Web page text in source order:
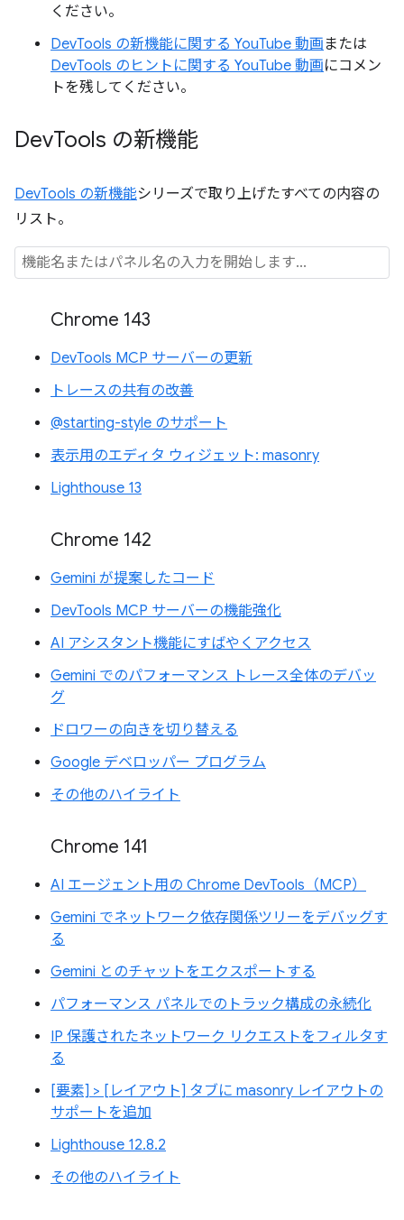
ください。
DevTools の新機能に関する YouTube 動画 または
DevTools のヒントに関する YouTube 動画にコメン
トを残してください。
DevTools の新機能
DevTools の新機能シリーズで取り上げたすべての内容の
リスト。
Chrome 143
DevTools MCP サーバーの更新
トレースの共有の改善
@starting-style のサポート
表示用のエディタ ウィジェット: masonry
Lighthouse 13
Chrome 142
Gemini が提案したコード
DevTools MCP サーバーの機能強化
AI アシスタント機能にすばやくアクセス
Gemini でのパフォーマンス トレース全体のデバッ
グ
ドロワーの向きを切り替える
Google デベロッパー プログラム
その他のハイライト
Chrome 141
AI エージェント用の Chrome DevTools（MCP）
Gemini でネットワーク依存関係ツリーをデバッグす
る
Gemini とのチャットをエクスポートする
パフォーマンス パネルでのトラック構成の永続化
IP 保護されたネットワーク リクエストをフィルタす
る
[要素] > [レイアウト] タブに masonry レイアウトの
サポートを追加
Lighthouse 12.8.2
その他のハイライト